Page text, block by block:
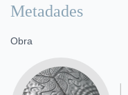
Metadades
Obra